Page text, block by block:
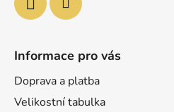
Informace pro vás
Doprava a platba
Velikostní tabulka